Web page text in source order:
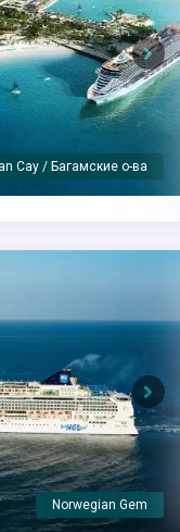
MSC Seaside
Next
Тампа / США
Next